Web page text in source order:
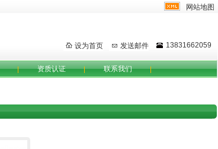
网站地图
设为首页 发送邮件 13831662059
资质认证 联系我们